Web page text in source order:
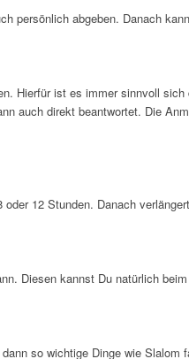
persönlich abgeben. Danach
Hierfür ist es immer sinnvoll
auch direkt beantwortet. Die
12 Stunden. Danach
Diesen kannst Du natürlich
so wichtige Dinge wie